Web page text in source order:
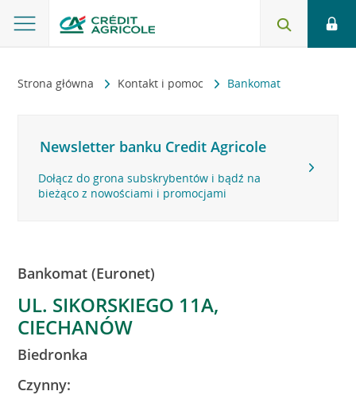
Strona główna Kontakt i pomoc Bankomat
Newsletter banku Credit Agricole
Dołącz do grona subskrybentów i bądź na
bieżąco z nowościami i promocjami
Bankomat (Euronet)
UL. SIKORSKIEGO 11A,
CIECHANÓW
Biedronka
Czynny: